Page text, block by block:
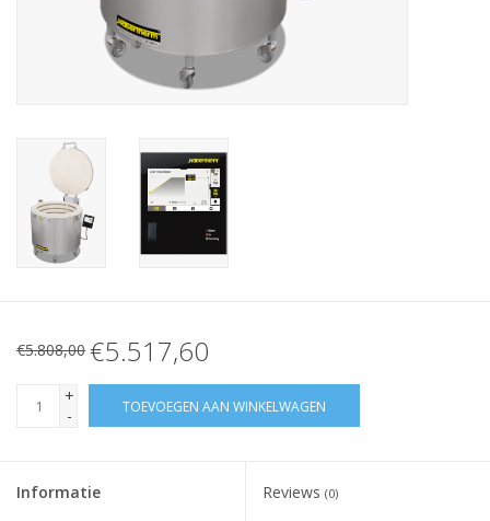
€5.808,00 €5.517,60
+
-
TOEVOEGEN AAN WINKELWAGEN
Informatie Reviews (0)